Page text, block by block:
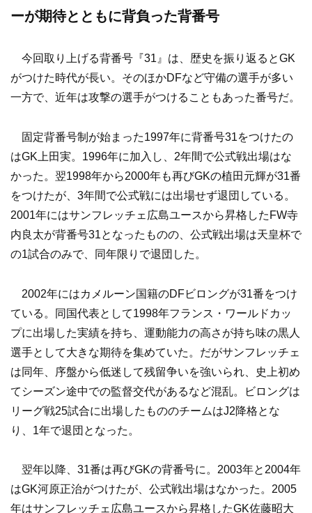
ーが期待とともに背負った背番号
今回取り上げる背番号『31』は、歴史を振り返るとGK
がつけた時代が長い。そのほかDFなど守備の選手が多い
一方で、近年は攻撃の選手がつけることもあった番号だ。
固定背番号制が始まった1997年に背番号31をつけたの
はGK上田実。1996年に加入し、2年間で公式戦出場はな
かった。翌1998年から2000年も再びGKの植田元輝が31番
をつけたが、3年間で公式戦には出場せず退団している。
2001年にはサンフレッチェ広島ユースから昇格したFW寺
内良太が背番号31となったものの、公式戦出場は天皇杯で
の1試合のみで、同年限りで退団した。
2002年にはカメルーン国籍のDFビロングが31番をつけ
ている。同国代表として1998年フランス・ワールドカッ
プに出場した実績を持ち、運動能力の高さが持ち味の黒人
選手として大きな期待を集めていた。だがサンフレッチェ
は同年、序盤から低迷して残留争いを強いられ、史上初め
てシーズン途中での監督交代があるなど混乱。ビロングは
リーグ戦25試合に出場したもののチームはJ2降格とな
り、1年で退団となった。
翌年以降、31番は再びGKの背番号に。2003年と2004年
はGK河原正治がつけたが、公式戦出場はなかった。2005
年はサンフレッチェ広島ユースから昇格したGK佐藤昭大